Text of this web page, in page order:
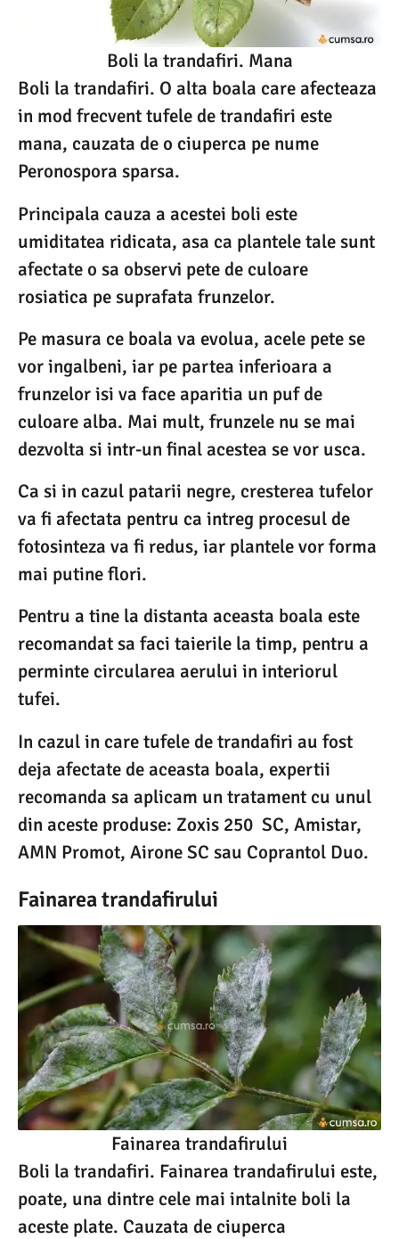
Boli la trandafiri. Mana
Boli la trandafiri. O alta boala care afecteaza
in mod frecvent tufele de trandafiri este
mana, cauzata de o ciuperca pe nume
Peronospora sparsa.
Principala cauza a acestei boli este
umiditatea ridicata, asa ca plantele tale sunt
afectate o sa observi pete de culoare
rosiatica pe suprafata frunzelor.
Pe masura ce boala va evolua, acele pete se
vor ingalbeni, iar pe partea inferioara a
frunzelor isi va face aparitia un puf de
culoare alba. Mai mult, frunzele nu se mai
dezvolta si intr-un final acestea se vor usca.
Ca si in cazul patarii negre, cresterea tufelor
va fi afectata pentru ca intreg procesul de
fotosinteza va fi redus, iar plantele vor forma
mai putine flori.
Pentru a tine la distanta aceasta boala este
recomandat sa faci taierile la timp, pentru a
perminte circularea aerului in interiorul
tufei.
In cazul in care tufele de trandafiri au fost
deja afectate de aceasta boala, expertii
recomanda sa aplicam un tratament cu unul
din aceste produse: Zoxis 250 SC, Amistar,
AMN Promot, Airone SC sau Coprantol Duo.
Fainarea trandafirului
Fainarea trandafirului
Boli la trandafiri. Fainarea trandafirului este,
poate, una dintre cele mai intalnite boli la
aceste plate. Cauzata de ciuperca